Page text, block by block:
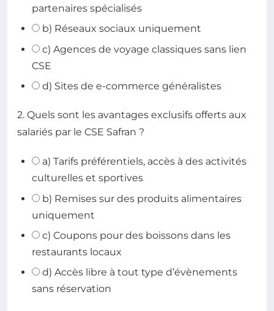
partenaires spécialisés
b) Réseaux sociaux uniquement
c) Agences de voyage classiques sans lien
CSE
d) Sites de e-commerce généralistes
2. Quels sont les avantages exclusifs offerts aux
salariés par le CSE Safran ?
a) Tarifs préférentiels, accès à des activités
culturelles et sportives
b) Remises sur des produits alimentaires
uniquement
c) Coupons pour des boissons dans les
restaurants locaux
d) Accès libre à tout type d’évènements
sans réservation